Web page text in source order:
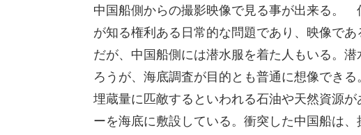
中国船側からの撮影映像で見る事が出来る。
が知る権利ある日常的な問題であり、映像で
だが、中国船側には潜水服を着た人もいる。
ろうが、海底調査が目的とも普通に想像でき
埋蔵量に匹敵するといわれる石油や天然資源
ーを海底に敷設している。衝突した中国船は